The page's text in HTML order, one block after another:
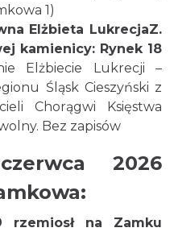
2026-08-21
1)
Elżbieta LukrecjaZ.
kamienicy: Rynek 18
Elżbiecie Lukrecji –
Śląsk Cieszyński z
Chorągwi Księstwa
Bez zapisów
2026
rzemiosł na Zamku